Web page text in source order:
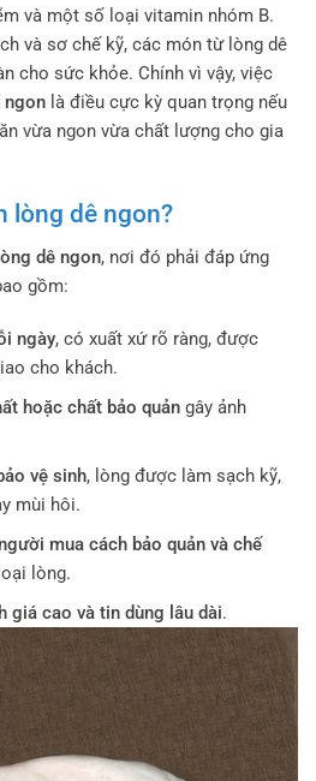
và một số loại vitamin nhóm B.
và sơ chế kỹ, các món từ lòng dê
cho sức khỏe. Chính vì vậy, việc
ngon là điều cực kỳ quan trọng nếu
vừa ngon vừa chất lượng cho gia
lòng dê ngon?
dê ngon, nơi đó phải đáp ứng
gồm:
ngày, có xuất xứ rõ ràng, được
cho khách.
hoặc chất bảo quảngây ảnh
vệ sinh, lòng được làm sạch kỹ,
mùi hôi.
mua cách bảo quản và chế
lòng.
giá cao và tin dùng lâu dài.